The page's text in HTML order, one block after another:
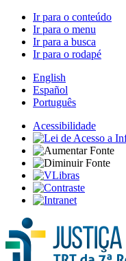
Ir para o conteúdo
Ir para o menu
Ir para a busca
Ir para o rodapé
English
Español
Português
Acessibilidade